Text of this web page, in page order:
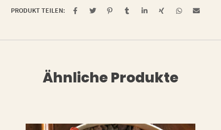
PRODUKT TEILEN:
Ähnliche Produkte